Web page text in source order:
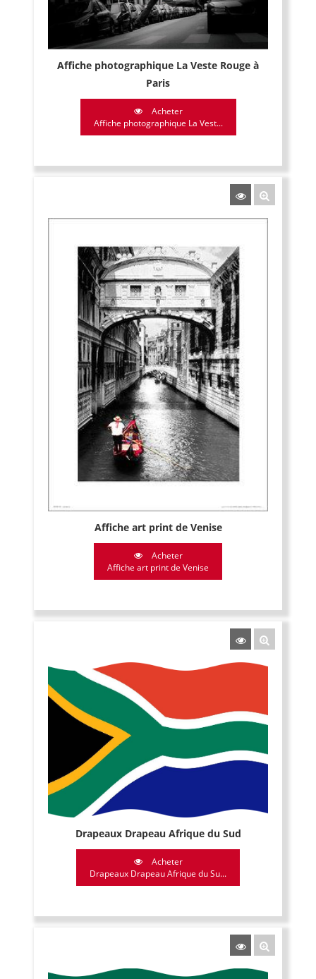
Affiche photographique La Veste Rouge à
Paris
Acheter
Affiche photographique La Vest...
Affiche art print de Venise
Acheter
Affiche art print de Venise
Drapeaux Drapeau Afrique du Sud
Acheter
Drapeaux Drapeau Afrique du Su...